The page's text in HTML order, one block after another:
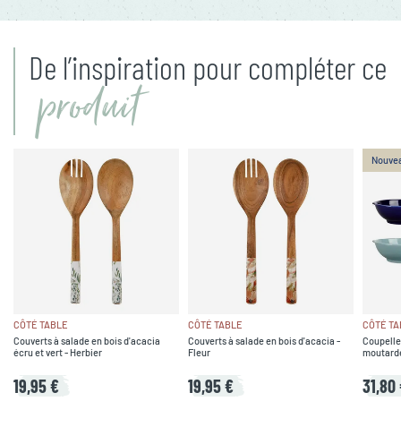
De l’inspiration pour compléter ce
produit
CÔTÉ TABLE
Couverts à salade en bois d'acacia
écru et vert - Herbier
19,95 €
CÔTÉ TABLE
Couverts à salade en bois d'acacia -
Fleur
19,95 €
CÔTÉ
31,80